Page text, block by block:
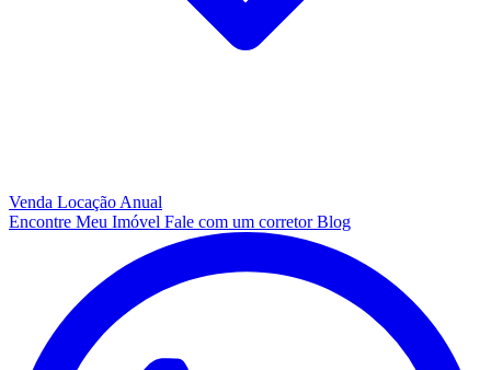
Venda Locação Anual
Encontre Meu Imóvel Fale com um corretorBlog